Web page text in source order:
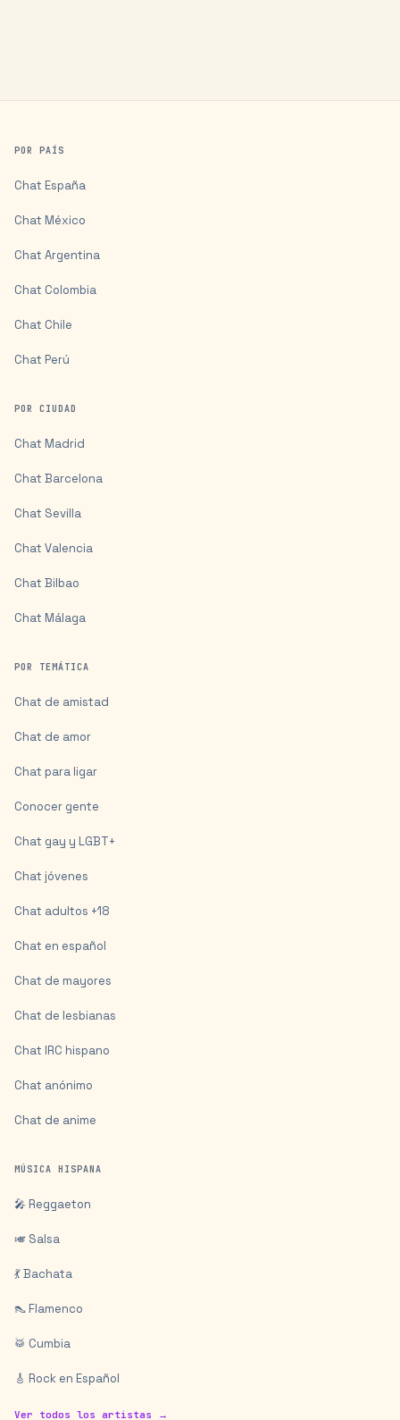
POR PAÍS
Chat España
Chat México
Chat Argentina
Chat Colombia
Chat Chile
Chat Perú
POR CIUDAD
Chat Madrid
Chat Barcelona
Chat Sevilla
Chat Valencia
Chat Bilbao
Chat Málaga
POR TEMÁTICA
Chat de amistad
Chat de amor
Chat para ligar
Conocer gente
Chat gay y LGBT+
Chat jóvenes
Chat adultos +18
Chat en español
Chat de mayores
Chat de lesbianas
Chat IRC hispano
Chat anónimo
Chat de anime
MÚSICA HISPANA
🎤 Reggaeton
🎺 Salsa
💃 Bachata
👠 Flamenco
🥁 Cumbia
🎸 Rock en Español
Ver todos los artistas →